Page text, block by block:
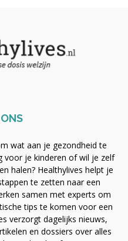
wat aan je gezondheid te
voor je kinderen of wil je zelf
halen? Healthylives helpt je
te zetten naar een
samen met experts om
tips te komen voor een
verzorgt dagelijks nieuws,
en dossiers over alles